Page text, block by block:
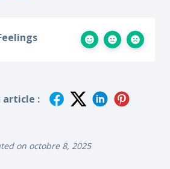
article :
on octobre 8, 2025